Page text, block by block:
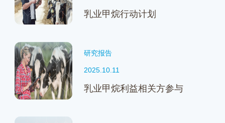
乳业甲烷行动计划
研究报告
2025.10.11
乳业甲烷利益相关方参与